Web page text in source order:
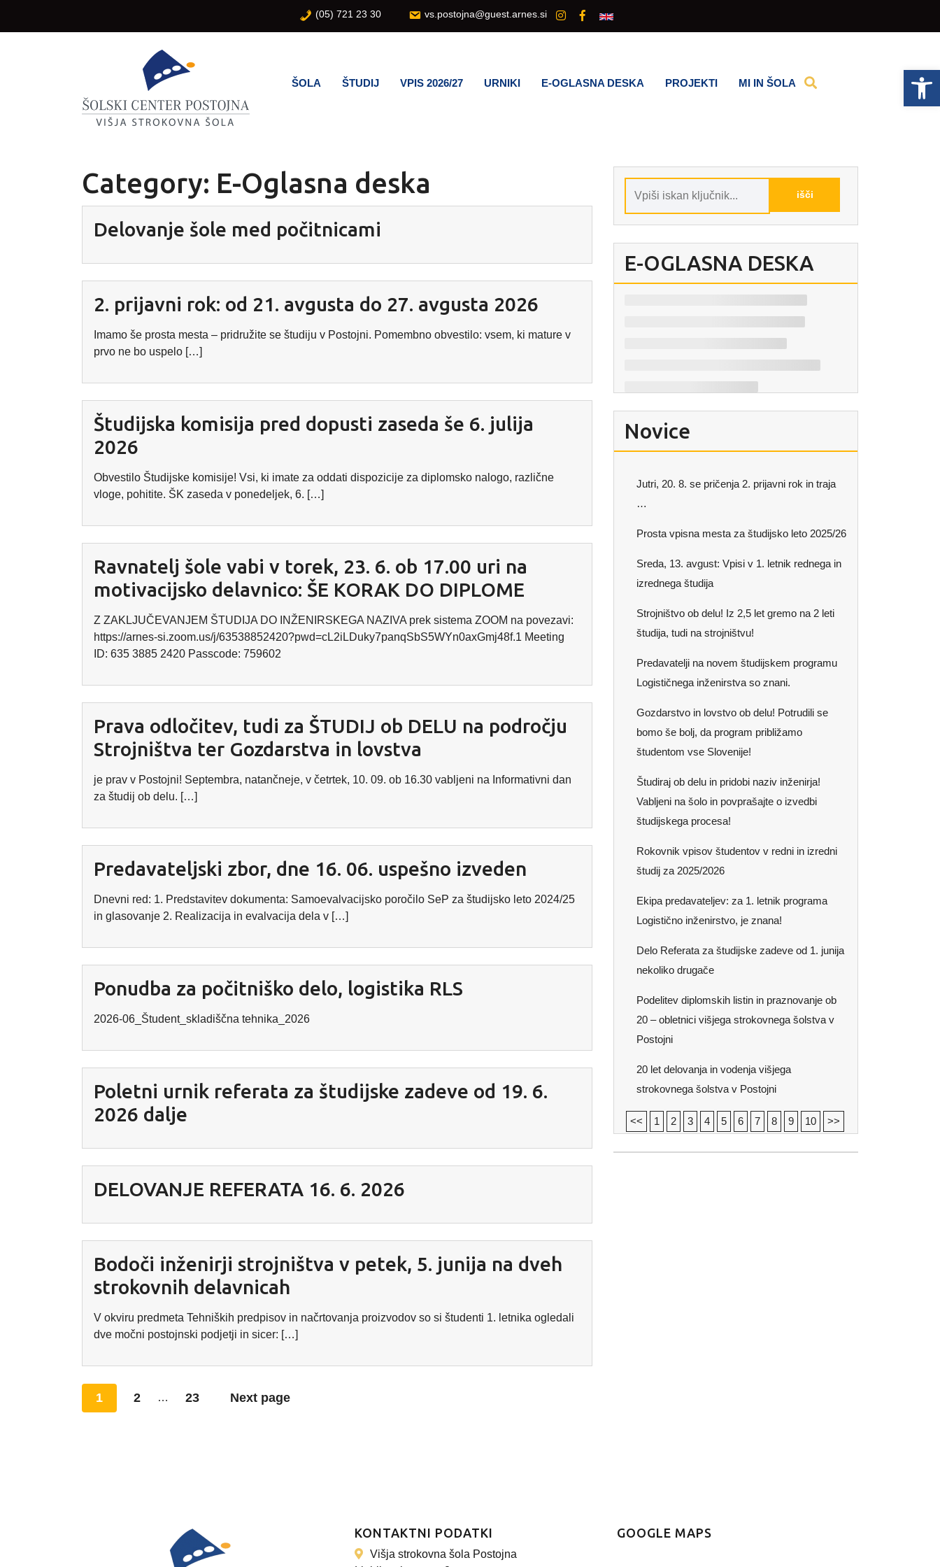
(05) 721 23 30 vs.postojna@guest.arnes.si
ŠOLA ŠTUDIJ VPIS 2026/27 URNIKI E-OGLASNA DESKA PROJEKTI MI IN ŠOLA
Category: E-Oglasna deska
Delovanje šole med počitnicami
2. prijavni rok: od 21. avgusta do 27. avgusta 2026
Imamo še prosta mesta – pridružite se študiju v Postojni. Pomembno obvestilo: vsem, ki mature v
prvo ne bo uspelo […]
Študijska komisija pred dopusti zaseda še 6. julija
2026
Obvestilo Študijske komisije! Vsi, ki imate za oddati dispozicije za diplomsko nalogo, različne
vloge, pohitite. ŠK zaseda v ponedeljek, 6. […]
Ravnatelj šole vabi v torek, 23. 6. ob 17.00 uri na
motivacijsko delavnico: ŠE KORAK DO DIPLOME
Z ZAKLJUČEVANJEM ŠTUDIJA DO INŽENIRSKEGA NAZIVA prek sistema ZOOM na povezavi:
https://arnes-si.zoom.us/j/63538852420?pwd=cL2iLDuky7panqSbS5WYn0axGmj48f.1 Meeting
ID: 635 3885 2420 Passcode: 759602
Prava odločitev, tudi za ŠTUDIJ ob DELU na področju
Strojništva ter Gozdarstva in lovstva
je prav v Postojni! Septembra, natančneje, v četrtek, 10. 09. ob 16.30 vabljeni na Informativni dan
za študij ob delu. […]
Predavateljski zbor, dne 16. 06. uspešno izveden
Dnevni red: 1. Predstavitev dokumenta: Samoevalvacijsko poročilo SeP za študijsko leto 2024/25
in glasovanje 2. Realizacija in evalvacija dela v […]
Ponudba za počitniško delo, logistika RLS
2026-06_Študent_skladiščna tehnika_2026
Poletni urnik referata za študijske zadeve od 19. 6.
2026 dalje
DELOVANJE REFERATA 16. 6. 2026
Bodoči inženirji strojništva v petek, 5. junija na dveh
strokovnih delavnicah
V okviru predmeta Tehniških predpisov in načrtovanja proizvodov so si študenti 1. letnika ogledali
dve močni postojnski podjetji in sicer: […]
Posts
1 2 … 23 Next page
E-OGLASNA DESKA
Novice
Jutri, 20. 8. se pričenja 2. prijavni rok in traja
…
Prosta vpisna mesta za študijsko leto 2025/26
Sreda, 13. avgust: Vpisi v 1. letnik rednega in
izrednega študija
Strojništvo ob delu! Iz 2,5 let gremo na 2 leti
študija, tudi na strojništvu!
Predavatelji na novem študijskem programu
Logističnega inženirstva so znani.
Gozdarstvo in lovstvo ob delu! Potrudili se
bomo še bolj, da program približamo
študentom vse Slovenije!
Študiraj ob delu in pridobi naziv inženirja!
Vabljeni na šolo in povprašajte o izvedbi
študijskega procesa!
Rokovnik vpisov študentov v redni in izredni
študij za 2025/2026
Ekipa predavateljev: za 1. letnik programa
Logistično inženirstvo, je znana!
Delo Referata za študijske zadeve od 1. junija
nekoliko drugače
Podelitev diplomskih listin in praznovanje ob
20 – obletnici višjega strokovnega šolstva v
Postojni
20 let delovanja in vodenja višjega
strokovnega šolstva v Postojni
<< 1 2 3 4 5 6 7 8 9 10 >>
KONTAKTNI PODATKI
Višja strokovna šola Postojna
GOOGLE MAPS